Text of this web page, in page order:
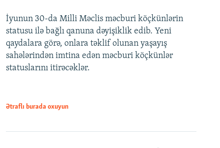
360p
480p
720p
İyunun 30-da Milli Məclis məcburi köçkünlərin
statusu ilə bağlı qanuna dəyişiklik edib. Yeni
qaydalara görə, onlara təklif olunan yaşayış
sahələrindən imtina edən məcburi köçkünlər
statuslarını itirəcəklər.
Ətraflı burada oxuyun